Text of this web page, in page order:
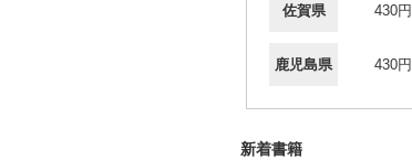
佐賀県 430円
鹿児島県 430円
新着書籍